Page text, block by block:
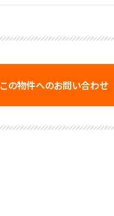
この物件へのお問い合わせ